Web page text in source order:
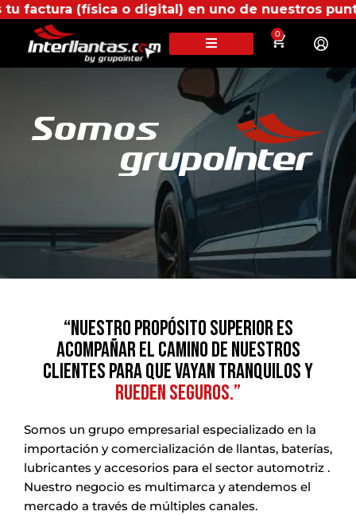
puntos propios, recibirás más beneficios en
0
Somos un grupo empresarial especializado en la
importación y comercialización de llantas, baterías,
lubricantes y accesorios para el sector automotriz .
Nuestro negocio es multimarca y atendemos el
mercado a través de múltiples canales.
“NUESTRO PROPÓSITO SUPERIOR ES
ACOMPAÑAR EL CAMINO DE NUESTROS
CLIENTES PARA QUE VAYAN TRANQUILOS Y
RUEDEN SEGUROS.”